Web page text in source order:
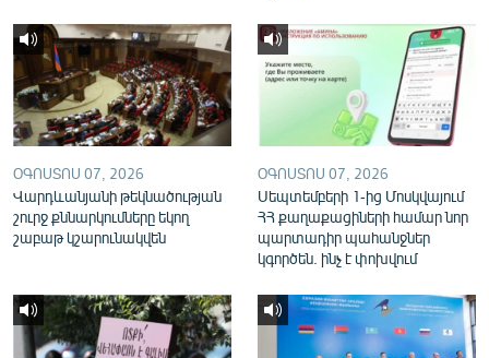
ՕԳՈՍՏՈՍ 07, 2026
Վարդևանյանի թեկնածության
շուրջ քննարկումները եկող
շաբաթ կշարունակվեն
ՕԳՈՍՏՈՍ 07, 2026
Սեպտեմբերի 1-ից Մոսկվայում
ՀՀ քաղաքացիների համար նոր
պարտադիր պահանջներ
կգործեն. ինչ է փոխվում